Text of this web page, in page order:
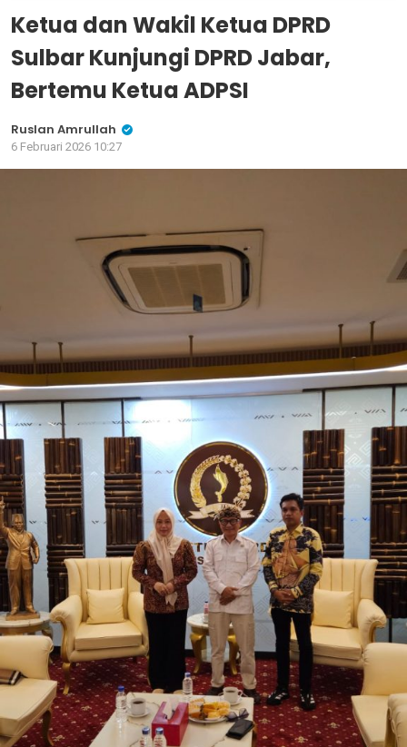
Ketua dan Wakil Ketua DPRD
Sulbar Kunjungi DPRD Jabar,
Bertemu Ketua ADPSI
Ruslan Amrullah
6 Februari 2026 10:27